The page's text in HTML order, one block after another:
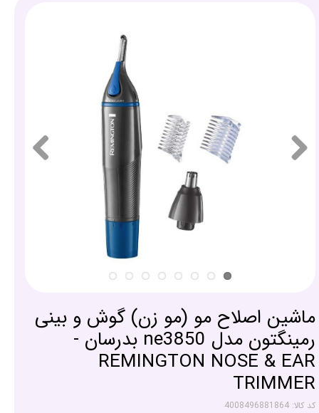
ماشین اصلاح مو (مو زن) گوش و بینی
رمینگتون مدل ne3850 بدرسان -
REMINGTON NOSE & EAR
TRIMMER
کد کالا: 4008496881864